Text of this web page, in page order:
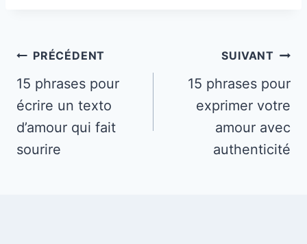
Navigation
de
l’article
PRÉCÉDENT
15 phrases pour
écrire un texto
d’amour qui fait
sourire
SUIVANT
15 phrases pour
exprimer votre
amour avec
authenticité